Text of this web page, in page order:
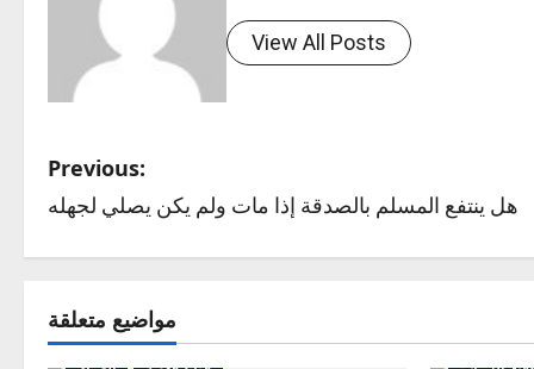
View All Posts
P
o
s
t
Previous:
هل ينتفع المسلم بالصدقة إذا مات ولم يكن يصلي لجهله
مواضيع متعلقة